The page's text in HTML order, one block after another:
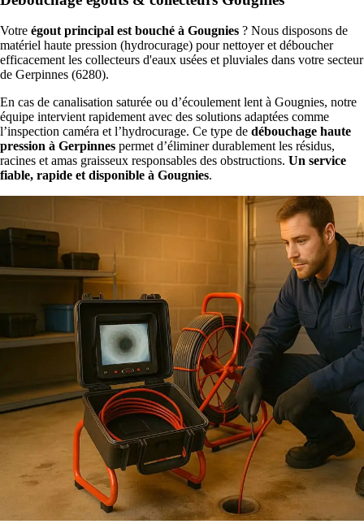
Votre égout principal est bouché à Gougnies ? Nous disposons de
matériel haute pression (hydrocurage) pour nettoyer et déboucher
efficacement les collecteurs d'eaux usées et pluviales dans votre secteur
de Gerpinnes (6280).
En cas de canalisation saturée ou d’écoulement lent à Gougnies, notre
équipe intervient rapidement avec des solutions adaptées comme
l’inspection caméra et l’hydrocurage. Ce type de débouchage haute
pression à Gerpinnes permet d’éliminer durablement les résidus,
racines et amas graisseux responsables des obstructions. Un service
fiable, rapide et disponible à Gougnies.